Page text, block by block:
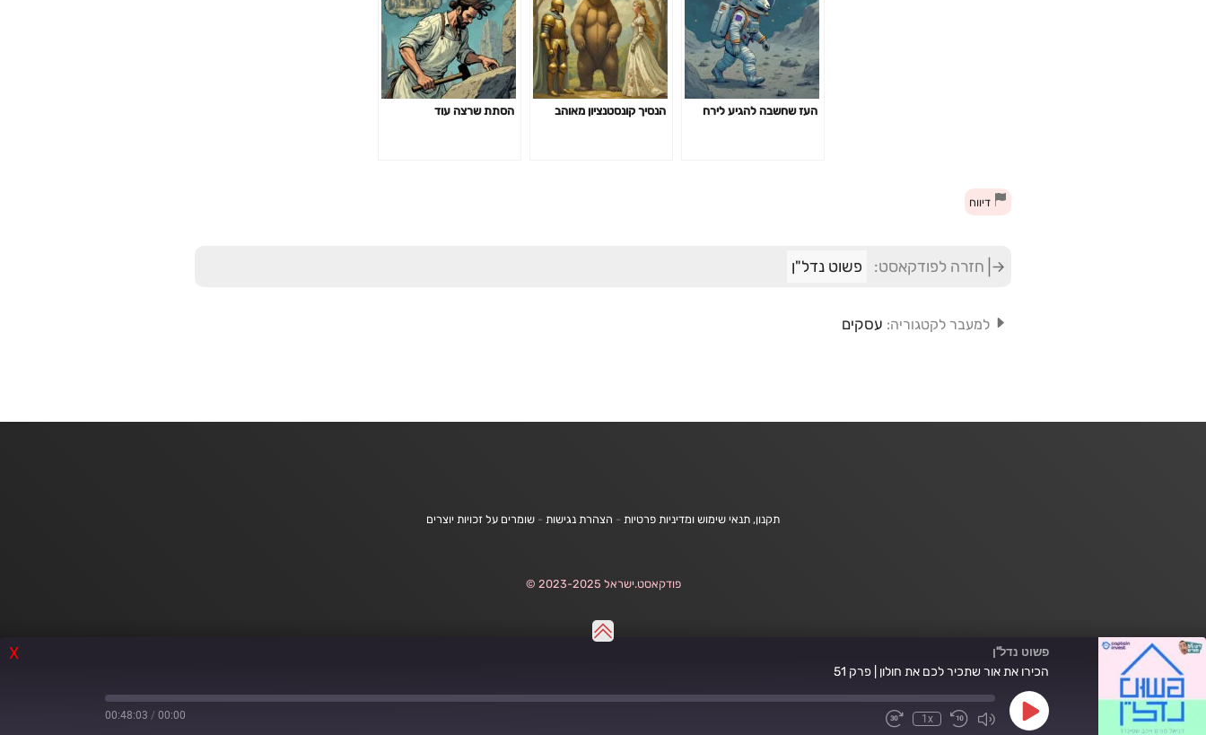
X פשוט נדל"ן
הכירו את אור שתכיר לכם את חולון | פרק 51
Play
Episode
Mute/Unmute
Rewind
1x
Fast
00:00
/
00:48:03
העז שחשבה להגיע לירח הנסיך קונסטנציון מאוהב הסתת שרצה עוד
דיווח
חזרה לפודקאסט: פשוט נדל"ן
למעבר לקטגוריה: עסקים
תקנון, תנאי שימוש ומדיניות פרטיות - הצהרת נגישות - שומרים על זכויות יוצרים
פודקאסט.ישראל 2023-2025 ©